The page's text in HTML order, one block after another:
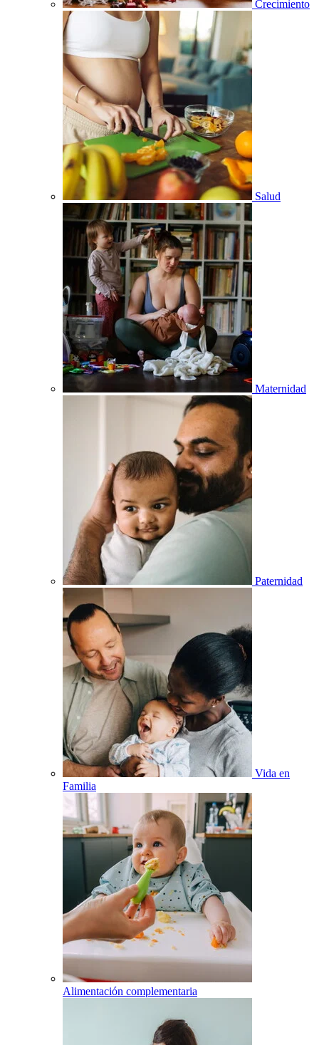
Crecimiento
Salud
Maternidad
Paternidad
Vida en
Familia
Alimentación complementaria